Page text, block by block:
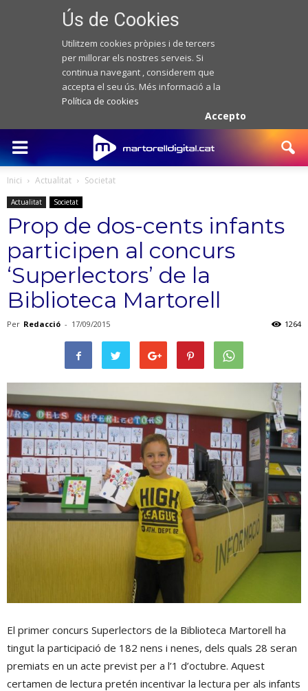
Ús de Cookies
Utilitzem cookies pròpies i de tercers
per millorar els nostres serveis. Si
continua navegant , considerem que
accepta el seu ús. Més informació a la
Política de cookies
Accepto
Inici Actualitat Societat
Actualitat Societat
Prop de dos-cents infants
participen al concurs
‘Superlectors’ de la
Biblioteca Martorell
Per Redacció - 17/09/2015 1264
El primer concurs Superlectors de la Biblioteca Martorell ha
tingut la participació de 182 nens i nenes, dels quals 28 seran
premiats en un acte previst per a l’1 d’octubre. Aquest
certamen de lectura pretén incentivar la lectura per als infants